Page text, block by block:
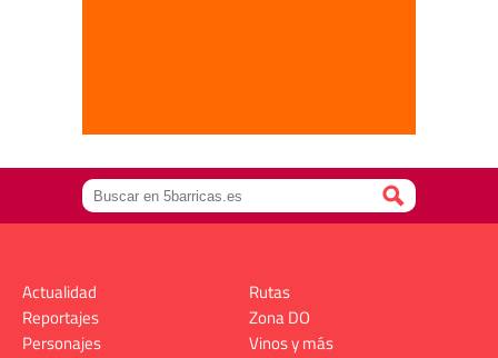
Actualidad
Reportajes
Personajes
Rutas
Zona DO
Vinos y más